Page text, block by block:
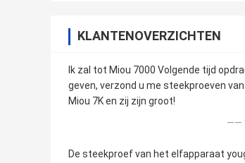
KLANTENOVERZICHTEN
Ik zal tot Miou 7000 Volgende tijd
geven, verzond u me steekproeven van
Miou 7K en zij zijn groot!
——
De steekproef van het elfapparaat